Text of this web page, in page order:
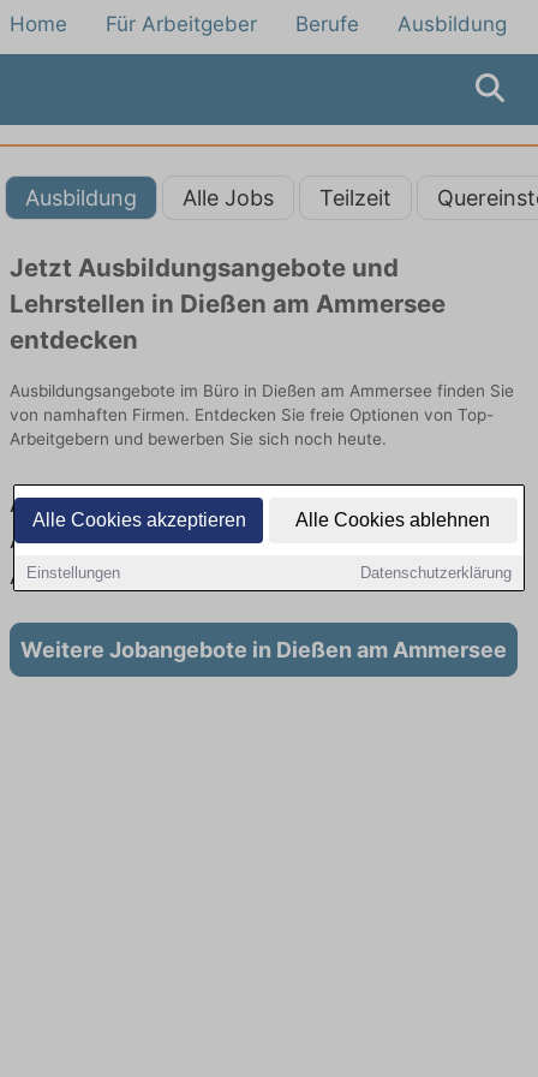
Alle Cookies akzeptieren Alle Cookies ablehnen
Einstellungen Datenschutzerklärung
Home Für Arbeitgeber Berufe Ausbildung
Ausbildung Alle Jobs Teilzeit
Jetzt Ausbildungsangebote und
Lehrstellen in Dießen am Ammersee
entdecken
Ausbildungsangebote im Büro in Dießen am Ammersee finden Sie
von namhaften Firmen. Entdecken Sie freie Optionen von Top-
Arbeitgebern und bewerben Sie sich noch heute.
Ausbildung in Dießen am Ammersee im Büro:
Aktuell gibt es keine Stellenangebote für
Ausbildung in Dießen am Ammersee
Weitere Jobangebote in Dießen am Ammersee